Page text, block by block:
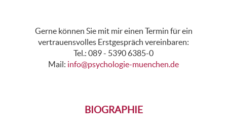
Gerne können Sie mit mir einen Termin für ein
vertrauensvolles Erstgespräch vereinbaren:
Tel.: 089 - 5390 6385-0
Mail: info@psychologie-muenchen.de
BIOGRAPHIE